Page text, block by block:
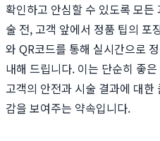
확인하고 안심할 수 있도록 모
술 전, 고객 앞에서 정품 팁의 포
와 QR코드를 통해 실시간으로
내해 드립니다. 이는 단순히 좋
고객의 안전과 시술 결과에 대
감을 보여주는 약속입니다.